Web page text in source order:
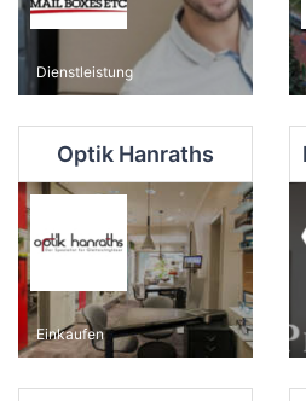
Dienstleistung
Optik Hanraths
Einkaufen